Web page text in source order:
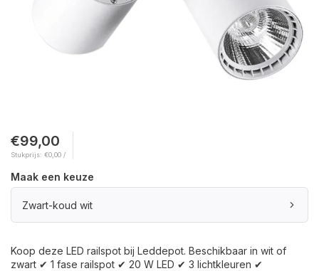
€99,00
Stukprijs: €0,00 /
Maak een keuze
Zwart-koud wit
Koop deze LED railspot bij Leddepot. Beschikbaar in wit of
zwart ✔ 1 fase railspot ✔ 20 W LED ✔ 3 lichtkleuren ✔